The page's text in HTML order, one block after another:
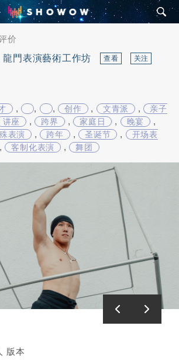
价
門表演藝術工作坊
查看 关注
, , , 创作 , 文青派 ,
亲子
讲座 , 跨界 , 家庭日 , 晚宴 ,
表演 , 跨年 , 圣诞节 ,
开场表
, 客制化表演 , 舞团
版本